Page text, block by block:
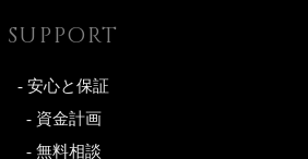
SUPPORT
- 安心と保証
- 資金計画
- 無料相談